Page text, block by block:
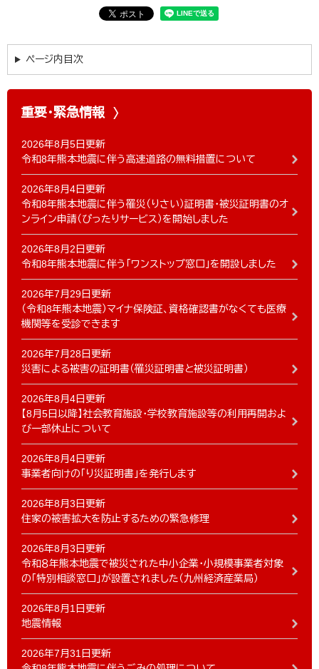
ページ内目次
重要・緊急情報
2026年8月5日更新
令和8年熊本地震に伴う高速道路の無料措置について
2026年8月4日更新
令和8年熊本地震に伴う罹災（りさい）証明書・被災証明書のオ
ンライン申請（ぴったりサービス）を開始しました
2026年8月2日更新
令和8年熊本地震に伴う「ワンストップ窓口」を開設しました
2026年7月29日更新
（令和8年熊本地震）マイナ保険証、資格確認書がなくても医療
機関等を受診できます
2026年7月28日更新
災害による被害の証明書（罹災証明書と被災証明書）
2026年8月4日更新
【8月5日以降】社会教育施設・学校教育施設等の利用再開およ
び一部休止について
2026年8月4日更新
事業者向けの「り災証明書」を発行します
2026年8月3日更新
住家の被害拡大を防止するための緊急修理
2026年8月3日更新
令和８年熊本地震で被災された中小企業・小規模事業者対象
の「特別相談窓口」が設置されました（九州経済産業局）
2026年8月1日更新
地震情報
2026年7月31日更新